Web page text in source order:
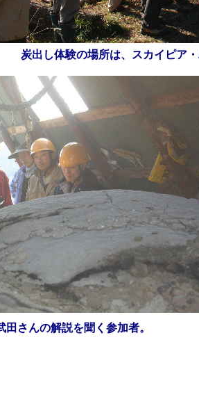
炭出し体験の場所は、スカイピア
田さんの解説を聞く参加者。